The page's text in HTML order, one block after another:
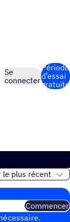
Se
connecter
Période
d’essai
gratuite
Commencer